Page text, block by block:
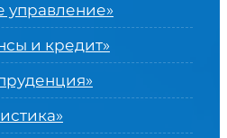
управление»
и кредит»